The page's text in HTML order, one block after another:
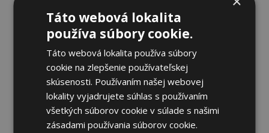
148,83 €
Pneumatiky
Táto webová lokalita
používa súbory cookie.
Táto webová lokalita používa súbory
cookie na zlepšenie používateľskej
skúsenosti. Používaním našej webovej
lokality vyjadrujete súhlas s používaním
všetkých súborov cookie v súlade s našimi
zásadami používania súborov cookie.